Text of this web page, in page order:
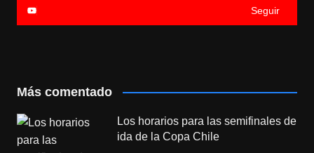
Seguir
Más comentado
Los horarios para las semifinales de
ida de la Copa Chile